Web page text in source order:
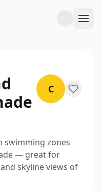
C
swimming zones
— great for
skyline views of